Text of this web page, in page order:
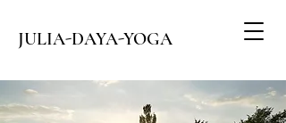
JULIA-DAYA-YOGA